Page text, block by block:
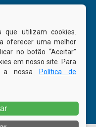
que utilizam cookies.
oferecer uma melhor
no botão “Aceitar”
em nosso site. Para
a nossa
Política de